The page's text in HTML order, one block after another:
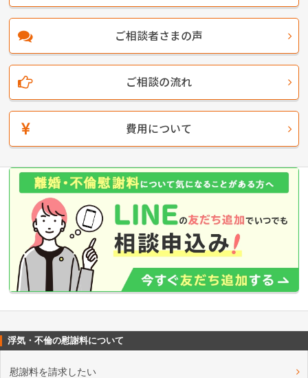
ご相談者さまの声
ご相談の流れ
費用について
浮気・不倫の慰謝料について
慰謝料を請求したい